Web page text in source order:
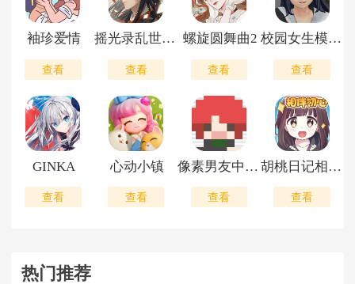
袖珍爱情
查看
摇光录乱世公主
查看
螺旋圆舞曲2
查看
校园女生模拟器中文版
查看
GINKA
查看
心动小镇
查看
像素男友中文版
查看
胡桃日记相伴初心
查看
热门推荐